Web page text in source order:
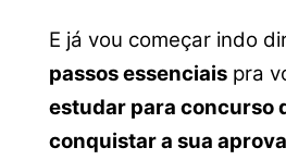
E já vou começar indo
passos essenciaispra
estudar para concurso
conquistar a sua